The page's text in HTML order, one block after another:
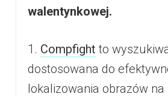
walentynkowej.
1. Compfight to
dostosowana do
lokalizowania obrazów na